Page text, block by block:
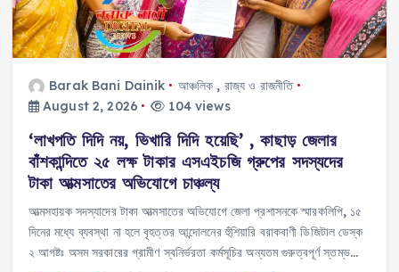
Barak Bani Dainik আঞ্চলিক , রাজ্য ও রাজনীতি
August 2, 2026
104 views
‘লাখপতি দিদি নয়, ভিখারি দিদি হয়েছি’ , কাছাড় জেলার
বাঁশকান্দিতে ২৫ লক্ষ টাকার এসএইচজি গ্রুপের সদস্যদের
টাকা আত্মসাতের অভিযোগে চাঞ্চল্য
আত্মসহায়ক সদস্যাদের টাকা আত্মসাতের অভিযোগে জেলা প্রশাসনকে স্মারকলিপি, ১৫
দিনের মধ্যে ব্যবস্থা না হলে বৃহত্তর আন্দোলনের হুঁশিয়ারি বরাকবাণী ডিজিটাল ডেস্ক
২ আগষ্টঃ অসম সরকারের গ্রামীণ স্বনির্ভরতা কর্মসূচির অন্যতম গুরুত্বপূর্ণ স্তম্ভ…